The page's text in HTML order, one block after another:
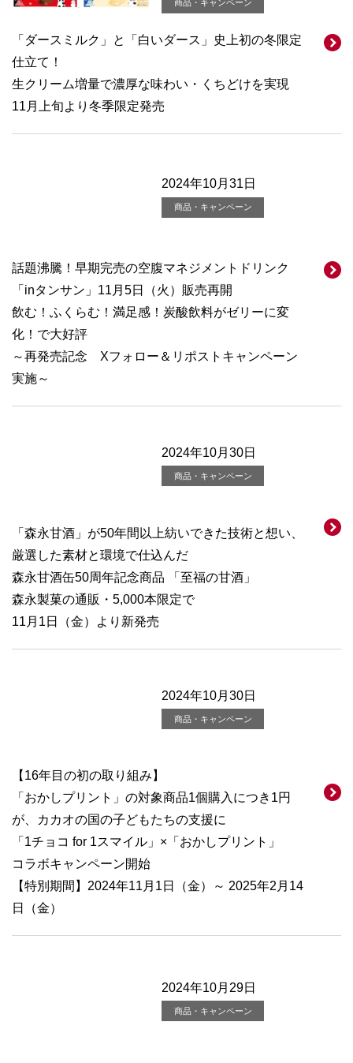
商品・キャンペーン
「ダースミルク」と「白いダース」史上初の冬限定
仕立て！
生クリーム増量で濃厚な味わい・くちどけを実現
11月上旬より冬季限定発売
2024年10月31日
商品・キャンペーン
話題沸騰！早期完売の空腹マネジメントドリンク
「inタンサン」11月5日（火）販売再開
飲む！ふくらむ！満足感！炭酸飲料がゼリーに変
化！で大好評
～再発売記念 Xフォロー＆リポストキャンペーン
実施～
2024年10月30日
商品・キャンペーン
「森永甘酒」が50年間以上紡いできた技術と想い、
厳選した素材と環境で仕込んだ
森永甘酒缶50周年記念商品 「至福の甘酒」
森永製菓の通販・5,000本限定で
11月1日（金）より新発売
2024年10月30日
商品・キャンペーン
【16年目の初の取り組み】
「おかしプリント」の対象商品1個購入につき1円
が、カカオの国の子どもたちの支援に
「1チョコ for 1スマイル」×「おかしプリント」
コラボキャンペーン開始
【特別期間】2024年11月1日（金）～ 2025年2月14
日（金）
2024年10月29日
商品・キャンペーン